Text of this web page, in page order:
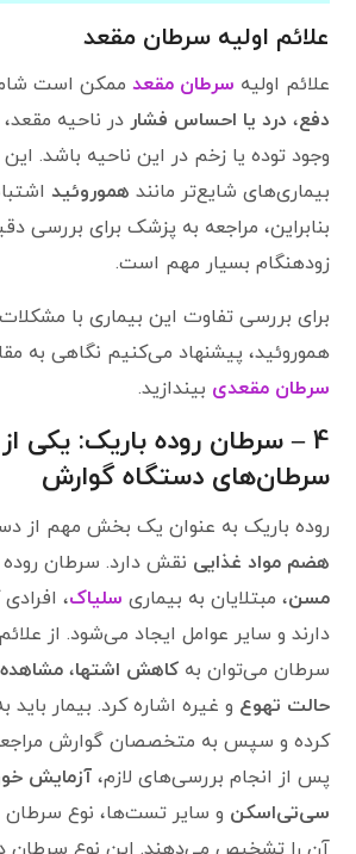
علائم اولیه سرطان مقعد
علائم اولیه سرطان مقعد ممکن است
دفع، درد یا احساس فشاردر ناحیه
وجود توده یا زخم در این ناحیه باشد.
بیماری‌های شایع‌تر مانند هموروئید
بنابراین، مراجعه به پزشک برای بررسی
زودهنگام بسیار مهم است.
برای بررسی تفاوت این بیماری با مشکلات
هموروئید، پیشنهاد می‌کنیم نگاهی به
سرطان مقعدی بیندازید.
4 – سرطان روده باریک: یکی از
سرطان‌های دستگاه گوارش
روده باریک به عنوان یک بخش مهم از
هضم مواد غذایی نقش دارد. سرطان روده
مسن، مبتلایان به بیماری سلیاک،
دارند و سایر عوامل ایجاد می‌شود. از
سرطان می‌توان بهکاهش اشتها،
حالت تهوع و غیره اشاره کرد. بیمار باید
کرده و سپس به متخصصان گوارش
پس از انجام بررسی‌های لازم، آزمایش
سی‌تی‌اسکن و سایر تست‌ها، نوع